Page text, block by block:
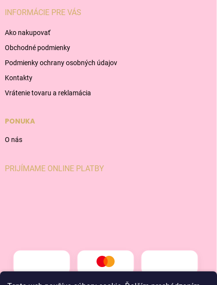
INFORMÁCIE PRE VÁS
Ako nakupovať
Obchodné podmienky
Podmienky ochrany osobných údajov
Kontakty
Vrátenie tovaru a reklamácia
PONUKA
O nás
PRIJÍMAME ONLINE PLATBY